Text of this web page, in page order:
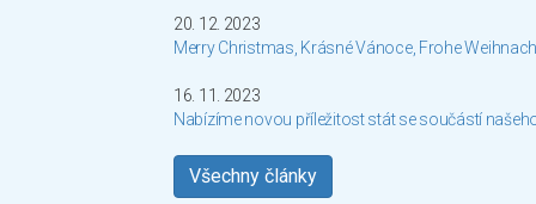
20. 12. 2023
Merry Christmas, Krásné Vánoce, Frohe
16. 11. 2023
Nabízíme novou příležitost stát se součástí
Všechny články